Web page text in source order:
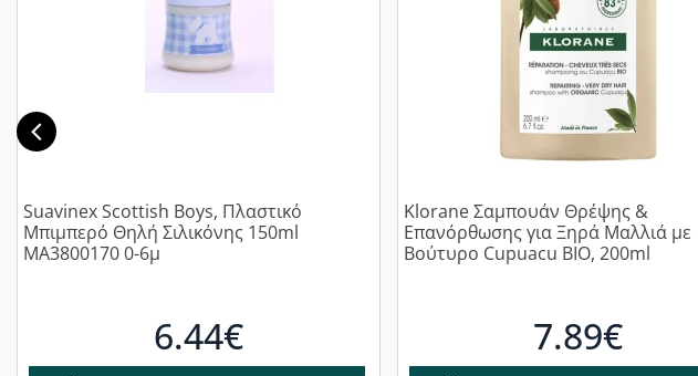
Suavinex Scottish Boys, Πλαστικό
Μπιμπερό Θηλή Σιλικόνης 150ml
MA3800170 0-6μ
6.44€
Klorane Σαμπουάν Θρέψης &
Επανόρθωσης για Ξηρά Μαλλιά με
Βούτυρο Cupuacu BIO, 200ml
7.89€